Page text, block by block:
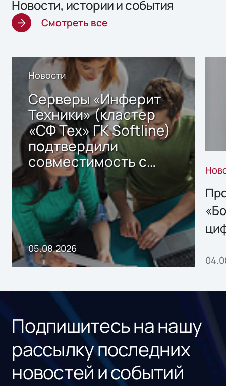
Новости, истории и события
Смотреть все
Новости
Серверы «Инферит
Техники» (кластер
«СФ Тех» ГК Softline)
подтвердили
совместимость с
решением Sharx
Storage 2.x для
хранения данных
05.08.2026
Подпишитесь на нашу
рассылку последних
новостей и событий